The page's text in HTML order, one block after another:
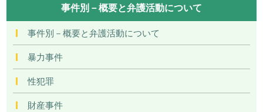
事件別－概要と弁護活動について
事件別－概要と弁護活動について
暴力事件
性犯罪
財産事件